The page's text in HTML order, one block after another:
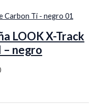
LOOK X-Track
– negro